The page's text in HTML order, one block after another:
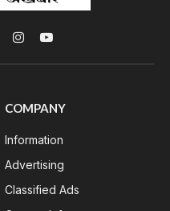
InstagramYouTube
COMPANY
Information
Advertising
Classified Ads